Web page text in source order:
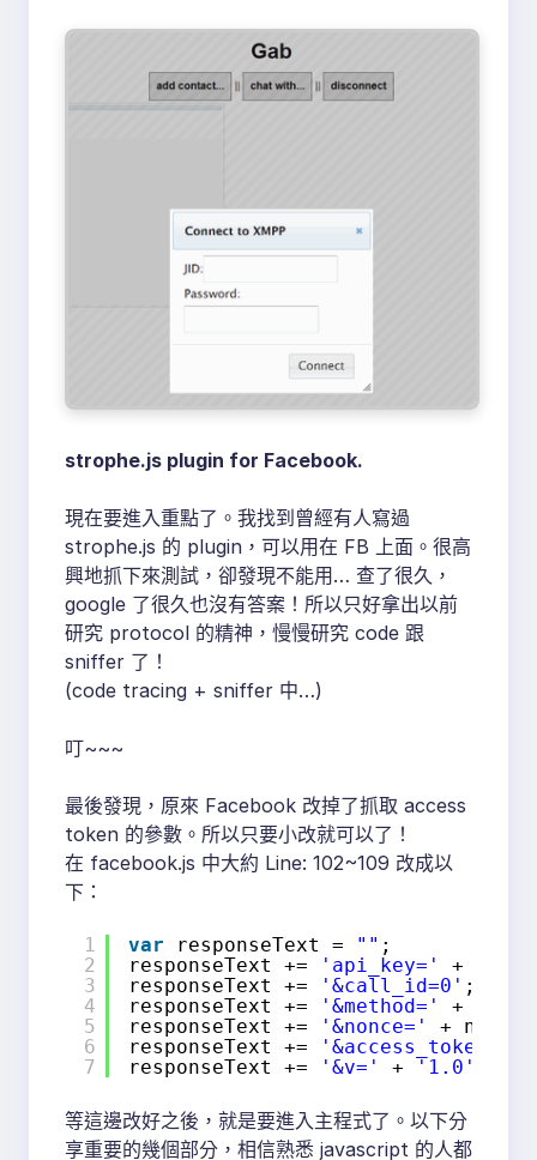
strophe.js plugin for Facebook.
現在要進入重點了。我找到曾經有人寫過
strophe.js 的 plugin，可以用在 FB 上面。很高
興地抓下來測試，卻發現不能用… 查了很久，
google 了很久也沒有答案！所以只好拿出以前
研究 protocol 的精神，慢慢研究 code 跟
sniffer 了！
(code tracing + sniffer 中…)
叮~~~
最後發現，原來 Facebook 改掉了抓取 access
token 的參數。所以只要小改就可以了！
在 facebook.js 中大約 Line: 102~109 改成以
下：
1
2
3
4
5
6
7
var responseText = "" ;
responseText +=
'api_key=' +
responseText +=
'&call_id=0' ;
responseText +=
'&method='
+
responseText +=
'&nonce='
+ nonce;
responseText +=
'&access_token='
responseText +=
'&v=' + '1.0'
等這邊改好之後，就是要進入主程式了。以下分
享重要的幾個部分，相信熟悉 javascript 的人都